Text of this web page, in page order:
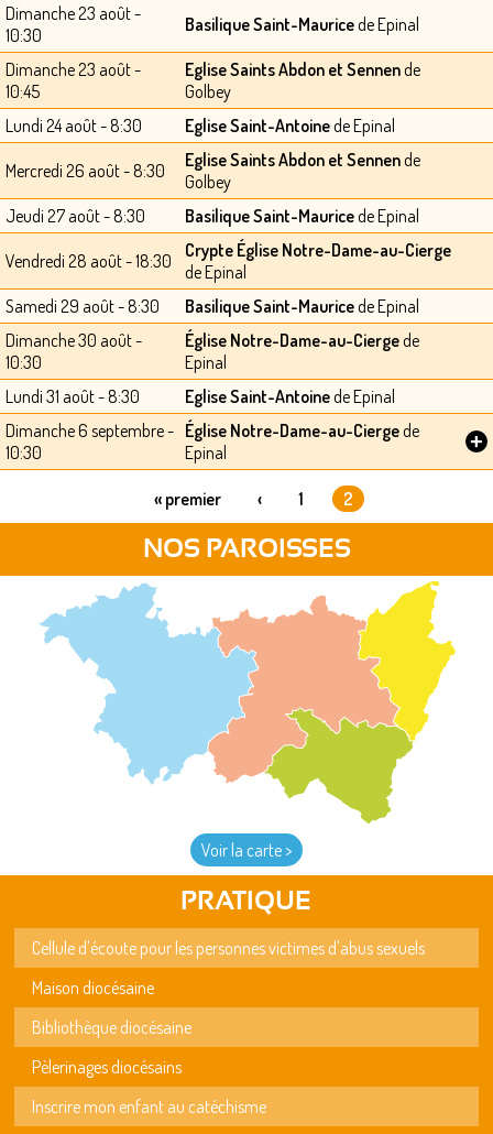
Dimanche 23 août -
10:30
Basilique Saint-Mauricede Epinal
Dimanche 23 août -
10:45
Eglise Saints Abdon et Sennende
Golbey
Lundi 24 août - 8:30
Eglise Saint-Antoinede Epinal
Mercredi 26 août - 8:30 Eglise Saints Abdon et Sennende
Golbey
Jeudi 27 août - 8:30
Basilique Saint-Mauricede Epinal
Vendredi 28 août - 18:30
Crypte Église Notre-Dame-au-Cierge
de Epinal
Samedi 29 août - 8:30
Basilique Saint-Mauricede Epinal
Dimanche 30 août -
10:30
Église Notre-Dame-au-Ciergede
Epinal
Lundi 31 août - 8:30
Eglise Saint-Antoinede Epinal
Dimanche 6 septembre -
10:30
Église Notre-Dame-au-Ciergede
Epinal
+
« premier ‹ 1 2
NOS PAROISSES
Voir la carte >
PRATIQUE
Cellule d'écoute pour les personnes victimes d'abus sexuels
Maison diocésaine
Bibliothèque diocésaine
Pèlerinages diocésains
Inscrire mon enfant au catéchisme